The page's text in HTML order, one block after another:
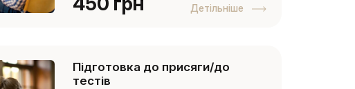
Детільніше
Підготовка до присяги/до
тестів